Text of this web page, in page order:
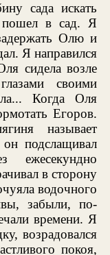
сада искать
пошел в сад. Я
Олю и
Я направился
сидела возле
своими
Когда Оля
Егоров.
называет
подслащивал
ежесекундно
в сторону
водочного
забыли, по-
времени. Я
возрадовался
покоя,